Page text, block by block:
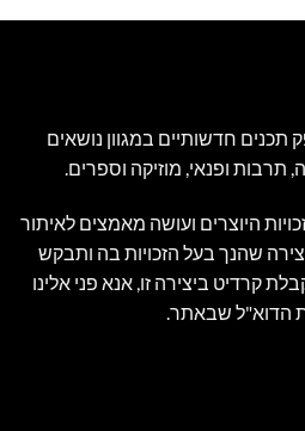
תכנים חדשותיים במגוון נושאים
תרבות ופנאי, מוזיקה וספרים.
היוצרים ועושה מאמצים לאיתור
יצירה שהנך בעל הזכויות בה ותבקש
קרדיט ביצירה זו, אנא פני אלינו
הדוא"ל שבאתר.